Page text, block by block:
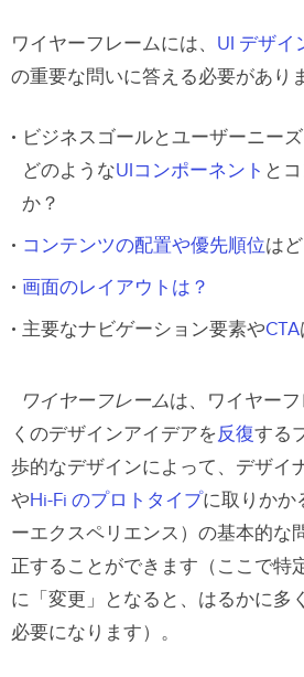
デジタルフレームワーク
Lo-Fi のプロトタイプとテ
UXPinは最先端のプロト
ールです
内蔵されたデザインライ
Hi-Fi のプロトタイプ
ワイヤーフレームには、 UI デザイ
の重要な問いに答える必要があり
ビジネスゴールとユーザーニー
どのようなUIコンポーネント と
か？
コンテンツの配置や優先順位は
画面のレイアウトは？
主要なナビゲーション要素やCTA
ワイヤーフレームは、ワイヤー
くのデザインアイデアを反復する
歩的なデザインによって、デザイ
やHi-Fi のプロトタイプに取りかか
ーエクスペリエンス）の基本的な
正することができます（ここで特
に「変更」となると、はるかに多
必要になります）。